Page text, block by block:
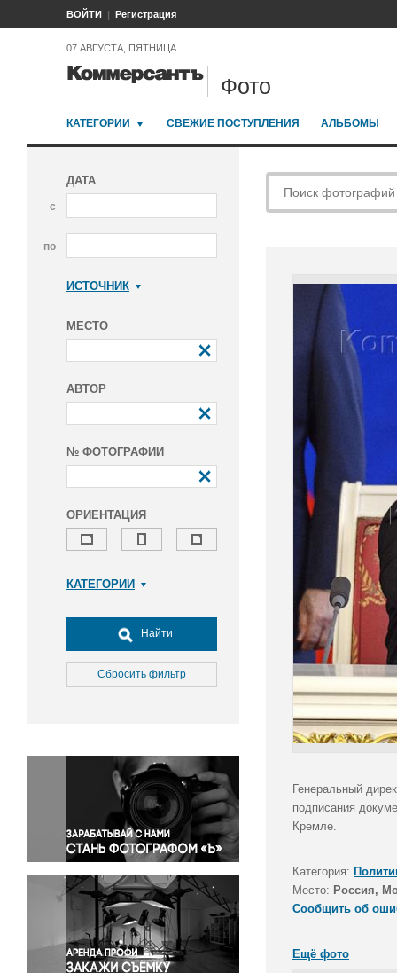
ВОЙТИ Регистрация
07 АВГУСТА, ПЯТНИЦА
Фото
КАТЕГОРИИ СВЕЖИЕ ПОСТУПЛЕНИЯ АЛЬБОМЫ
ДАТА
с
по
ИСТОЧНИК
МЕСТО
АВТОР
№ ФОТОГРАФИИ
ОРИЕНТАЦИЯ
КАТЕГОРИИ
Досуг, туризм и отдых
Культура
Медицина
Окружающая среда
Политика
Правосудие
Происшествия и конфликты
Религия
Светская жизнь
Спорт
Экология
Экономика и бизнес
Найти
Сбросить фильтр
Генеральный
подписания
Кремле.
Категория:
Место: Россия,
Сообщить об
Ещё фото